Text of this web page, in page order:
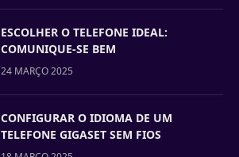
ESCOLHER O TELEFONE IDEAL:
COMUNIQUE-SE BEM
24 MARÇO 2025
CONFIGURAR O IDIOMA DE UM
TELEFONE GIGASET SEM FIOS